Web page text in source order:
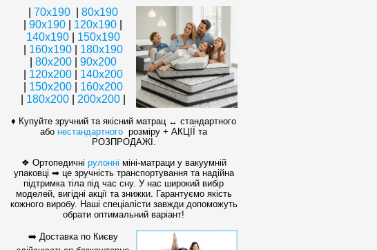
70х190| 80х190
90х190 120x190
140х190
150x190
160x190| 180x190
80x200| 90x200
120x200| 140x200
150x200| 160х200
180х200| 200x200|
♦ Купуйте зручний та якісний матрац ↔ стандартного
або нестандартного розміру + АКЦІЇ та
РОЗПРОДАЖІ.
❖ Ортопедичні рулонні міні-матраци у вакуумній
упаковці ➡ це зручність транспортування та надійна
підтримка тіла під час сну. У нас широкий вибір
моделей, вигідні акції та знижки. Гарантуємо якість
кожного виробу. Наші спеціалісти завжди допоможуть
обрати оптимальний варіант!
➡️ Доставка по Києву